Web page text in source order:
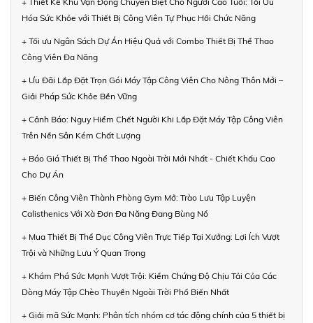
Hóa Sức Khỏe với Thiết Bị Công Viên Tự Phục Hồi Chức Năng
+ Tối ưu Ngân Sách Dự Án Hiệu Quả với Combo Thiết Bị Thể Thao
Công Viên Đa Năng
+ Ưu Đãi Lắp Đặt Trọn Gói Máy Tập Công Viên Cho Nông Thôn Mới –
Giải Pháp Sức Khỏe Bền Vững
+ Cảnh Báo: Nguy Hiểm Chết Người Khi Lắp Đặt Máy Tập Công Viên
Trên Nền Sân Kém Chất Lượng
+ Báo Giá Thiết Bị Thể Thao Ngoài Trời Mới Nhất - Chiết Khấu Cao
Cho Dự Án
+ Biến Công Viên Thành Phòng Gym Mở: Trào Lưu Tập Luyện
Calisthenics Với Xà Đơn Đa Năng Đang Bùng Nổ
+ Mua Thiết Bị Thể Dục Công Viên Trực Tiếp Tại Xưởng: Lợi Ích Vượt
Trội và Những Lưu Ý Quan Trọng
+ Khám Phá Sức Mạnh Vượt Trội: Kiểm Chứng Độ Chịu Tải Của Các
Dòng Máy Tập Chèo Thuyền Ngoài Trời Phổ Biến Nhất
+ Giải mã Sức Mạnh: Phân tích nhóm cơ tác động chính của 5 thiết bị